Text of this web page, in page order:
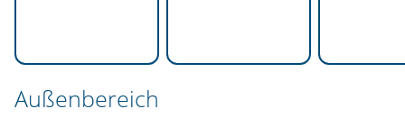
Außenbereich